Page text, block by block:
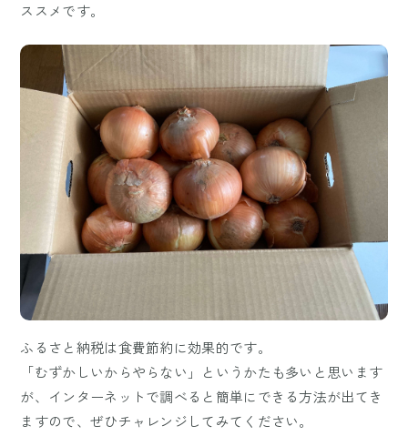
ススメです。
ふるさと納税は食費節約に効果的です。
「むずかしいからやらない」というかたも多いと思います
が、インターネットで調べると簡単にできる方法が出てき
ますので、ぜひチャレンジしてみてください。